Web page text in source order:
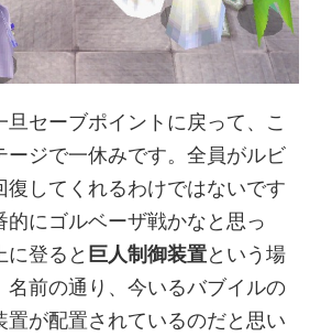
旦セーブポイントに戻って、こ
ージで一休みです。全員がルビ
復してくれるわけではないです
的にゴルベーザ戦かなと思っ
に登ると 巨人制御装置という場
名前の通り、今いるバブイルの
置が配置されているのだと思い